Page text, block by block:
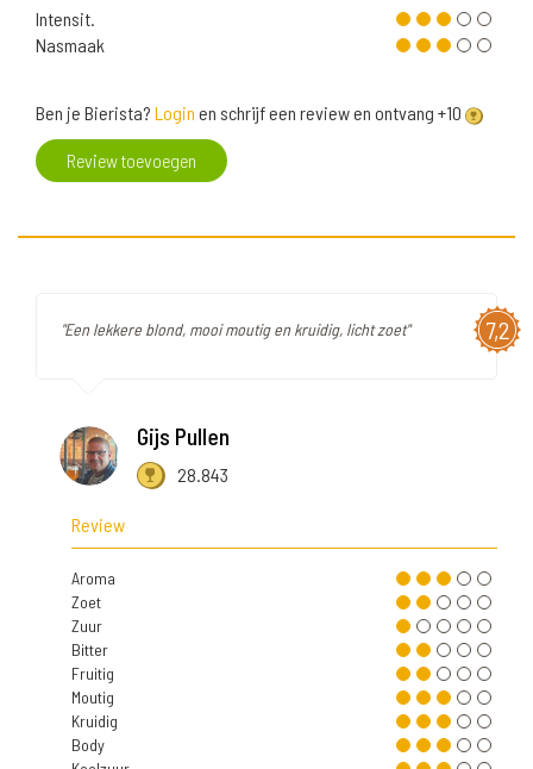
Intensit.
Nasmaak
Ben je Bierista? Login en schrijf een review en ontvang +10
Review toevoegen
7,2
"Een lekkere blond, mooi moutig en kruidig, licht zoet"
Gijs Pullen
28.843
Review
Aroma
Zoet
Zuur
Bitter
Fruitig
Moutig
Kruidig
Body